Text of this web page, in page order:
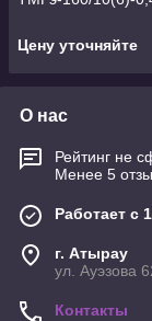
Цену уточняйте
О нас
Рейтинг не
Менее 5
Работает с
г. Атырау
ул. Ауэзова
Контакты